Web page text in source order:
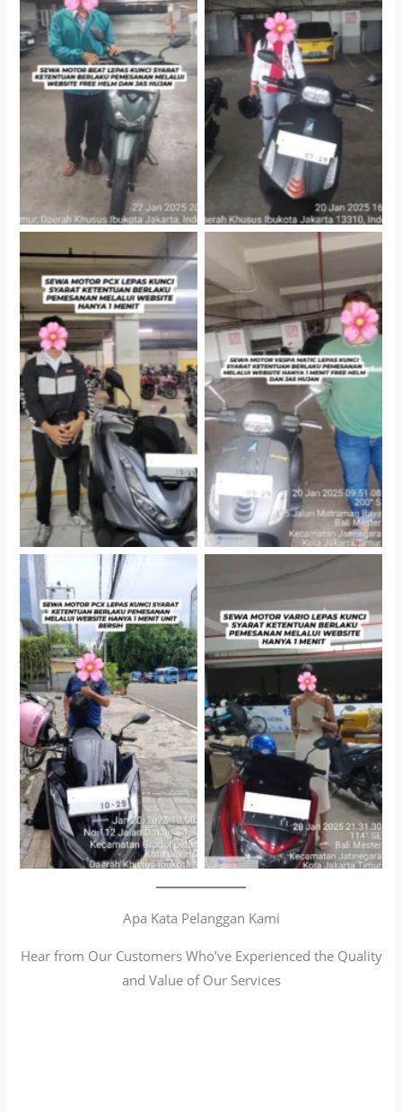
Cityplaza Jatinegara
Gedung Parkir P6A
Cityplaza Jatinegara
Gedung Parkir P6A
Hotel Kartika Chandra,
Jakarta Selatan
Cityplaza Jatinegara
Gedung Parkir P6A
Antar Jemput Kendaraan
Cityplaza Jatinegara
Gedung Parkir P6A
Apa Kata Pelanggan Kami
Hear from Our Customers Who’ve Experienced the Quality
and Value of Our Services